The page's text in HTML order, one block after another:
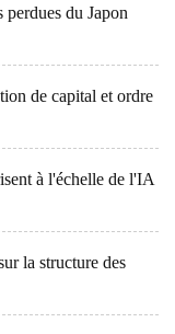
du Japon
de capital et ordre
à l'échelle de l'IA
la structure des